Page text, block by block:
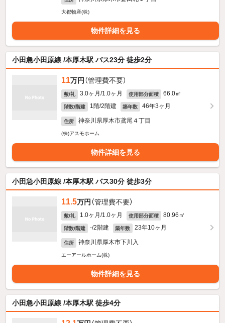
大都物産(株)
物件詳細を見る
小田急小田原線 /本厚木駅 バス23分 徒歩2分
11万円 （管理費不要）
敷/礼 3.0ヶ月/1.0ヶ月 使用部分面積 66.0㎡
階数/階建 1階/2階建 築年数 46年3ヶ月
住所 神奈川県厚木市鳶尾４丁目
(株)アスモホーム
物件詳細を見る
小田急小田原線 /本厚木駅 バス30分 徒歩3分
11.5万円 （管理費不要）
敷/礼 1.0ヶ月/1.0ヶ月 使用部分面積 80.96㎡
階数/階建 -/2階建 築年数 23年10ヶ月
住所 神奈川県厚木市下川入
エーアールホーム(株)
物件詳細を見る
小田急小田原線 /本厚木駅 徒歩4分